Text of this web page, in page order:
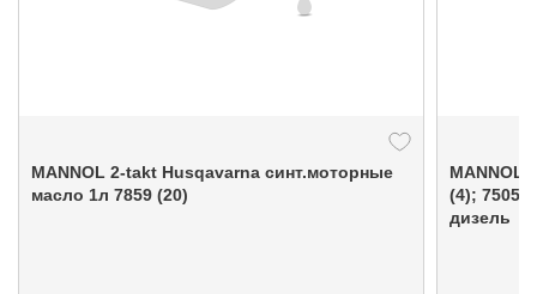
MANNOL 2-takt Husqavarna синт.моторные
масло 1л 7859 (20)
MANNOL
(4); 7505
дизель